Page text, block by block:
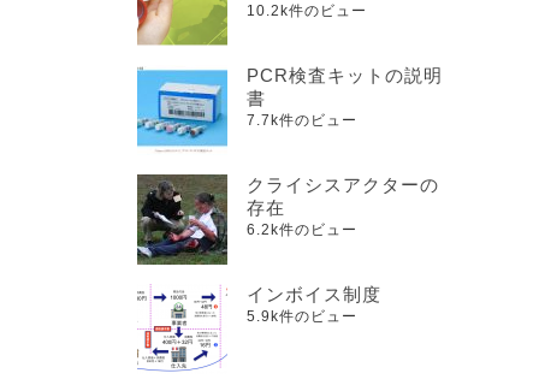
10.2k件のビュー
PCR検査キットの説明
書
7.7k件のビュー
クライシスアクターの
存在
6.2k件のビュー
インボイス制度
5.9k件のビュー